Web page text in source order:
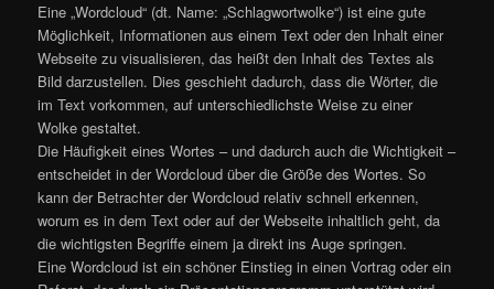
Eine „Wordcloud“ (dt. Name: „Schlagwortwolke“) ist eine gute
Möglichkeit, Informationen aus einem Text oder den Inhalt einer
Webseite zu visualisieren, das heißt den Inhalt des Textes als
Bild darzustellen. Dies geschieht dadurch, dass die Wörter, die
im Text vorkommen, auf unterschiedlichste Weise zu einer
Wolke gestaltet.
Die Häufigkeit eines Wortes – und dadurch auch die Wichtigkeit –
entscheidet in der Wordcloud über die Größe des Wortes. So
kann der Betrachter der Wordcloud relativ schnell erkennen,
worum es in dem Text oder auf der Webseite inhaltlich geht, da
die wichtigsten Begriffe einem ja direkt ins Auge springen.
Eine Wordcloud ist ein schöner Einstieg in einen Vortrag oder ein